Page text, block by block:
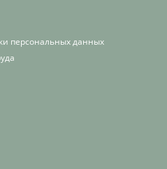
персональных данных